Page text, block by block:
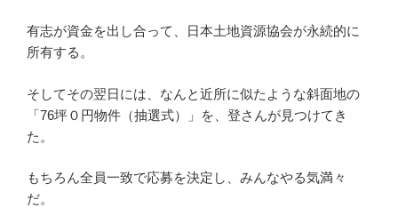
有志が資金を出し合って、日本土地資源協会が永続的に
所有する。
そしてその翌日には、なんと近所に似たような斜面地の
「76坪０円物件（抽選式）」を、登さんが見つけてき
た。
もちろん全員一致で応募を決定し、みんなやる気満々
だ。